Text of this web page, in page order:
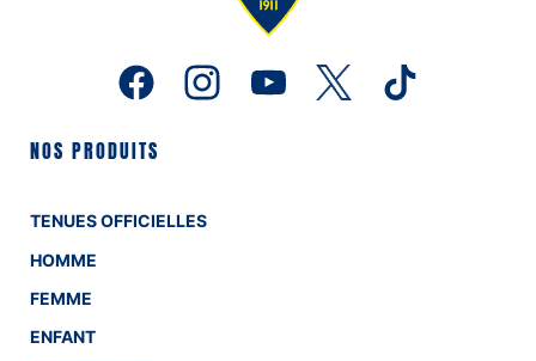
NOS PRODUITS
TENUES OFFICIELLES
HOMME
FEMME
ENFANT